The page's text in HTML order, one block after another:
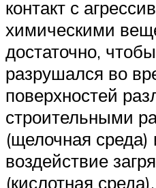
контакт с
химическими
достаточно,
разрушался во
поверхностей
строительными
(щелочная
воздействие
(кислотная среда).